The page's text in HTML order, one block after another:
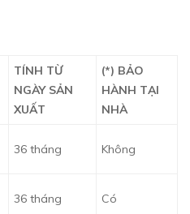
TÍNH TỪ
NGÀY SẢN
XUẤT
(*) BẢO
HÀNH TẠI
NHÀ
36 tháng Không
36 tháng Có